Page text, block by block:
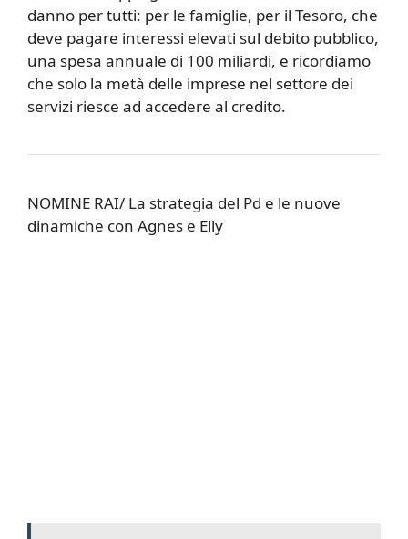
danno per tutti: per le famiglie, per il Tesoro, che
deve pagare interessi elevati sul debito pubblico,
una spesa annuale di 100 miliardi, e ricordiamo
che solo la metà delle imprese nel settore dei
servizi riesce ad accedere al credito.
NOMINE RAI/ La strategia del Pd e le nuove
dinamiche con Agnes e Elly